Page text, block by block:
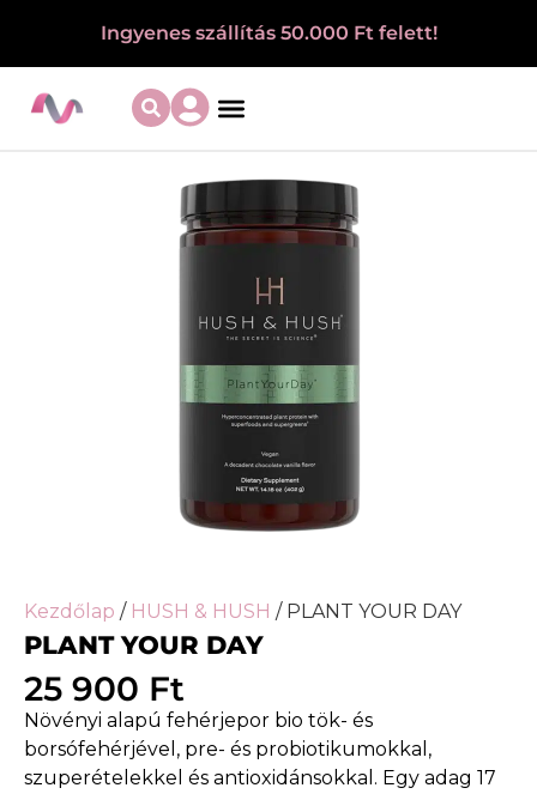
Ingyenes szállítás 50.000 Ft felett!
Kezdőlap / HUSH & HUSH / PLANT YOUR DAY
PLANT YOUR DAY
25 900 Ft
Növényi alapú fehérjepor bio tök- és
borsófehérjével, pre- és probiotikumokkal,
szuperételekkel és antioxidánsokkal. Egy adag 17